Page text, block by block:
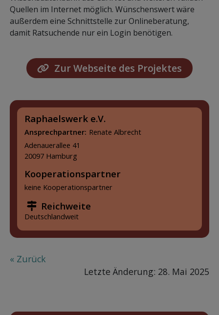
Quellen im Internet möglich. Wünschenswert wäre
außerdem eine Schnittstelle zur Onlineberatung,
damit Ratsuchende nur ein Login benötigen.
Zur Webseite des Projektes
Raphaelswerk e.V.
Ansprechpartner: Renate Albrecht
Adenauerallee 41
20097 Hamburg
Kooperationspartner
keine Kooperationspartner
Reichweite
Deutschlandweit
« Zurück
Letzte Änderung: 28. Mai 2025